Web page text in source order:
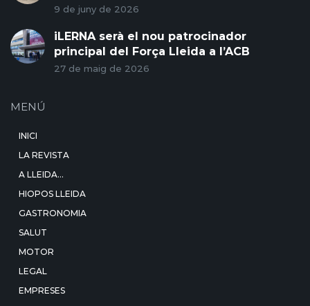
9 de juny de 2026
iLERNA serà el nou patrocinador
principal del Força Lleida a l’ACB
27 de maig de 2026
MENÚ
INICI
LA REVISTA
A LLEIDA…
HIOPOS LLEIDA
GASTRONOMIA
SALUT
MOTOR
LEGAL
EMPRESES